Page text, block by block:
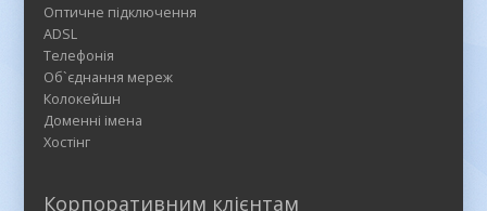
Оптичне підключення
ADSL
Телефонія
Об`єднання мереж
Колокейшн
Доменні імена
Хостінг
Корпоративним клієнтам